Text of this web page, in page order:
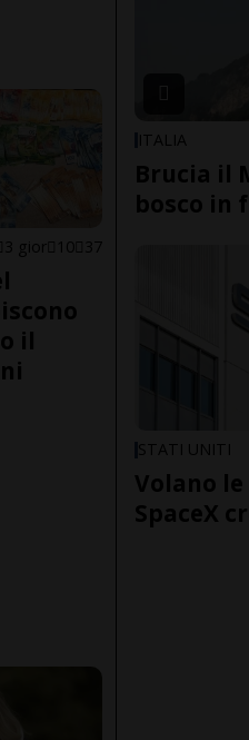
3 gior 10 37
il
ITALIA
Brucia il
bosco in
STATI UNITI
Volano
SpaceX